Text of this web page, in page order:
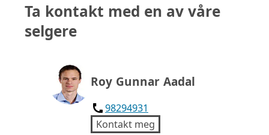
Ta kontakt med en av våre
selgere
Roy Gunnar Aadal
98294931
Kontakt meg